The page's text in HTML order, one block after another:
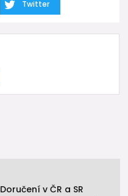
Twitter
Doručení v ČR a SR